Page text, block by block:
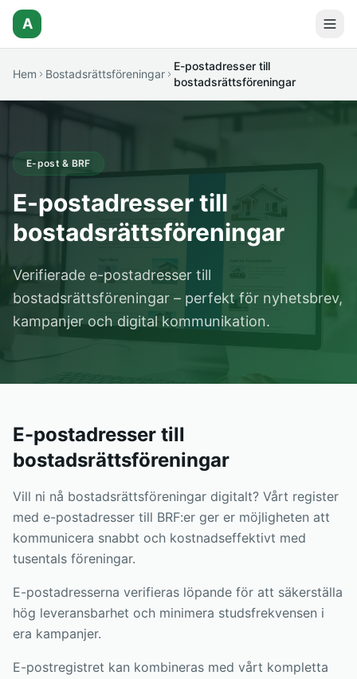
A
Hem Bostadsrättsföreningar
E-postadresser till
bostadsrättsföreningar
E-post & BRF
E-postadresser till
bostadsrättsföreningar
Verifierade e-postadresser till
bostadsrättsföreningar – perfekt för nyhetsbrev,
kampanjer och digital kommunikation.
E-postadresser till
bostadsrättsföreningar
Vill ni nå bostadsrättsföreningar digitalt? Vårt register
med e-postadresser till BRF:er ger er möjligheten att
kommunicera snabbt och kostnadseffektivt med
tusentals föreningar.
E-postadresserna verifieras löpande för att säkerställa
hög leveransbarhet och minimera studsfrekvensen i
era kampanjer.
E-postregistret kan kombineras med vårt kompletta